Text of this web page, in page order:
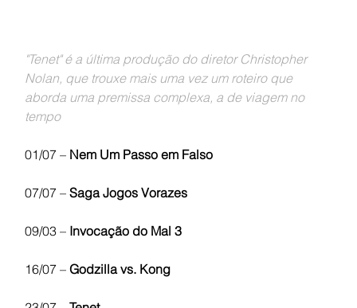
"Tenet" é a última produção do diretor Christopher
Nolan, que trouxe mais uma vez um roteiro que
aborda uma premissa complexa, a de viagem no
tempo
01/07 – Nem Um Passo em Falso
07/07 – Saga Jogos Vorazes
09/03 – Invocação do Mal 3
16/07 – Godzilla vs. Kong